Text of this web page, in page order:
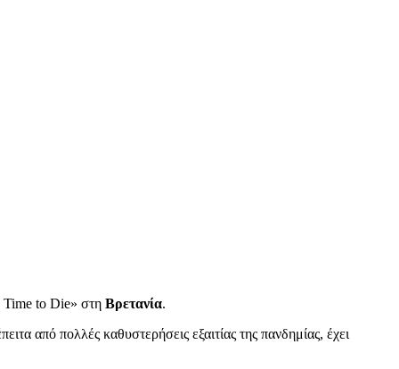
Time to Die» στη Βρετανία.
από πολλές καθυστερήσεις εξαιτίας της πανδημίας, έχει